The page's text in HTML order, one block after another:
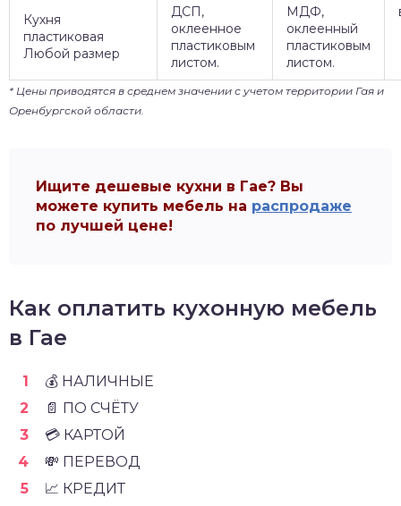
Кухня
пластиковая
Любой размер
ДСП,
оклеенное
пластиковым
листом.
МДФ,
оклеенный
пластиковым
листом.
* Цены приводятся в среднем значении с учетом территории Гая и
Оренбургской области.
Ищите дешевые кухни в Гае? Вы
можете купить мебель на распродаже
по лучшей цене!
Как оплатить кухонную мебель
в Гае
💰 НАЛИЧНЫЕ
📄 ПО СЧЁТУ
💳 КАРТОЙ
💸 ПЕРЕВОД
📈 КРЕДИТ